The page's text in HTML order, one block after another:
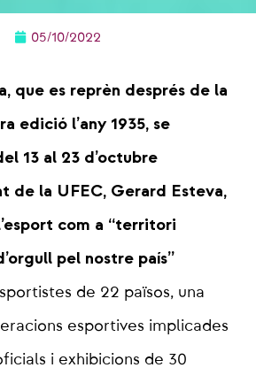
05/10/2022
que es reprèn després de la
edició l’any 1935, se
13 al 23 d’octubre
de la UFEC, Gerard Esteva,
com a “territori
pel nostre país”
de 22 països, una
esportives implicades
i exhibicions de 30